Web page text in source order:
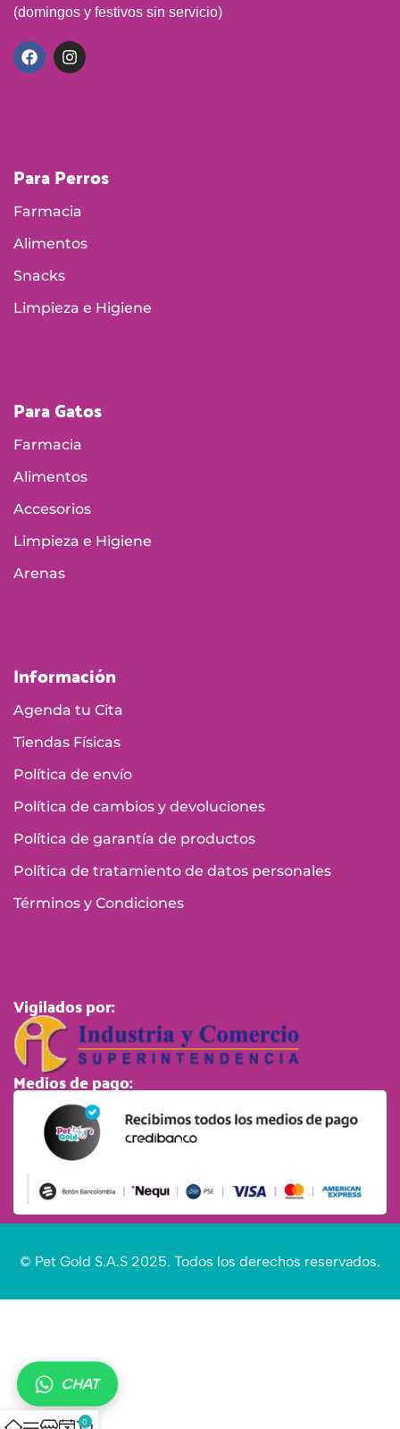
(domingos y festivos sin servicio)
Para Perros
Farmacia
Alimentos
Snacks
Limpieza e Higiene
Para Gatos
Farmacia
Alimentos
Accesorios
Limpieza e Higiene
Arenas
Información
Agenda tu Cita
Tiendas Físicas
Política de envío
Política de cambios y devoluciones
Política de garantía de productos
Política de tratamiento de datos personales
Términos y Condiciones
Vigilados por:
Medios de pago:
© Pet Gold S.A.S 2025. Todos los derechos reservados.
CHAT
0